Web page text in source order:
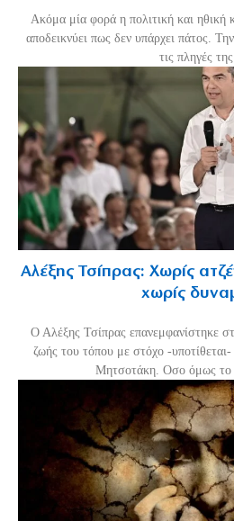
Ακόμα μία φορά η πολιτική και ηθική
αποδεικνύει πως δεν υπάρχει πάτος.
τις πληγές
Αλέξης Τσίπρας: Χωρίς
χωρίς
Ο Αλέξης Τσίπρας επανεμφανίστηκε
ζωής του τόπου με στόχο -
Μητσοτάκη. Οσο όμως το